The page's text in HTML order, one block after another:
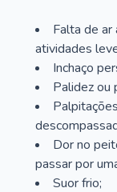
Falta de ar
atividades
Inchaço
Palidez ou
Dor no
passar por
Suor frio;